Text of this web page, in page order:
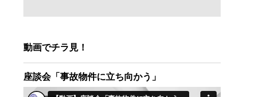
動画でチラ見！
座談会「事故物件に立ち向かう」